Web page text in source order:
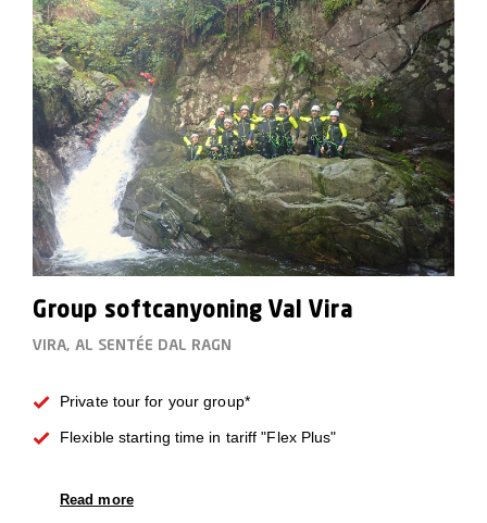
Group softcanyoning Val Vira
VIRA, AL SENTÉE DAL RAGN
Private tour for your group*
Flexible starting time in tariff "Flex Plus"
Read more